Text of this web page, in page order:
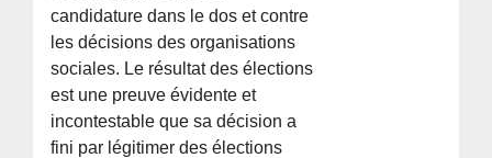
candidature dans le dos et contre
les décisions des organisations
sociales. Le résultat des élections
est une preuve évidente et
incontestable que sa décision a
fini par légitimer des élections